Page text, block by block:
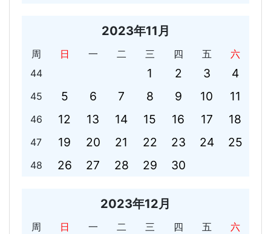
2023年11月
周 日 一 二 三 四 五
六
44
1 2 3 4
45 5 6 7 8 9 10 11
46 12 13 14 15 16 17 18
47 19 20 21 22 23 24 25
48 26 27 28 29 30
2023年12月
周 日 一 二 三 四 五
六